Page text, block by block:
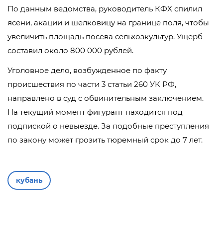
По данным ведомства, руководитель КФХ спилил
ясени, акации и шелковицу на границе поля, чтобы
увеличить площадь посева сельхозкультур. Ущерб
составил около 800 000 рублей.
Уголовное дело, возбужденное по факту
происшествия по части 3 статьи 260 УК РФ,
направлено в суд с обвинительным заключением.
На текущий момент фигурант находится под
подпиской о невыезде. За подобные преступления
по закону может грозить тюремный срок до 7 лет.
кубань